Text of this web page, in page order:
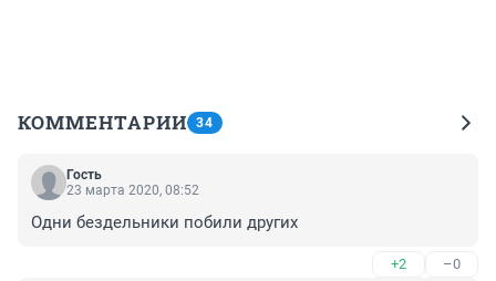
КОММЕНТАРИИ 34
Гость
23 марта 2020, 08:52
Одни бездельники побили других
+2 –0